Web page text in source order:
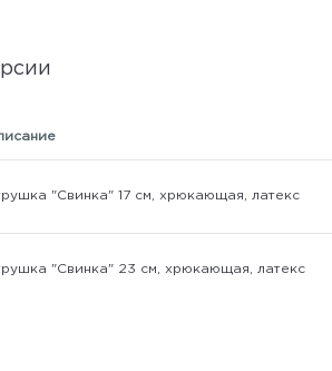
"Свинка" 17 см, хрюкающая, латекс
"Свинка" 23 см, хрюкающая, латекс